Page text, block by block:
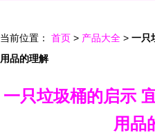
当前位置： 首页 > 产品大全 > 一只
用品的理解
一只垃圾桶的启示
用品